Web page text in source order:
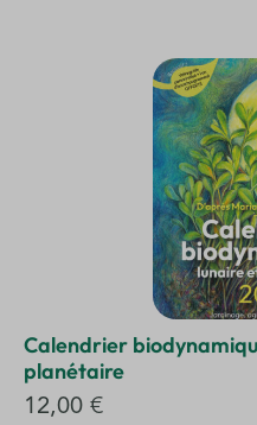
Calendrier
planétaire
12,00€